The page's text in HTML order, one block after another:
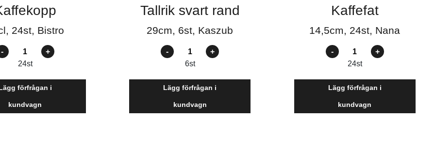
24st, Bistro
24st
förfrågan i
kundvagn
Tallrik svart rand
29cm, 6st, Kaszub
Antal
6st
Lägg förfrågan i
kundvagn
Kaffefat
14,5cm, 24st, Nana
Antal
24st
Lägg förfrågan i
kundvagn